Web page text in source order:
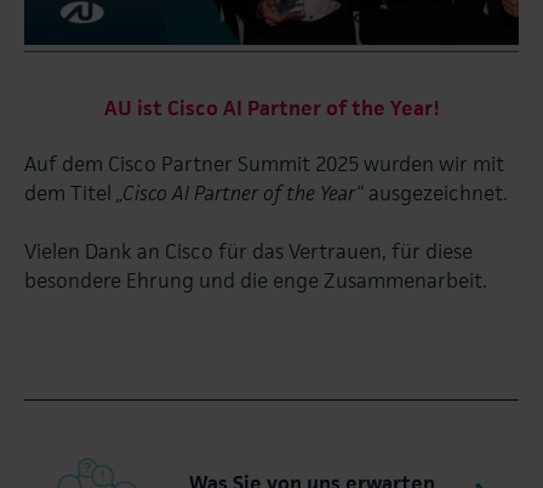
AU ist Cisco AI Partner of the Year!
Auf dem Cisco Partner Summit 2025 wurden wir mit
dem Titel „Cisco AI Partner of the Year“ ausgezeichnet.
Vielen Dank an Cisco für das Vertrauen, für diese
besondere Ehrung und die enge Zusammenarbeit.
Was Sie von uns erwarten